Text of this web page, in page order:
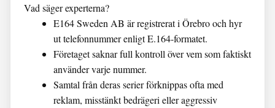
Vad säger experterna?
E164 Sweden AB är registrerat i Örebro och hyr
ut telefonnummer enligt E.164-formatet.
Företaget saknar full kontroll över vem som faktiskt
använder varje nummer.
Samtal från deras serier förknippas ofta med
reklam, misstänkt bedrägeri eller aggressiv